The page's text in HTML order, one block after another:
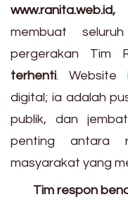
membuat
pergerakan Tim
terhenti. Website
digital; ia adalah
publik, dan
penting antara
masyarakat yang
Tim respon